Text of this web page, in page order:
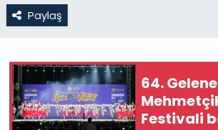
Paylaş
64.
Festivali
Moda
Nöbetçi Eczaneler